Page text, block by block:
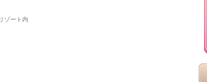
ゾート内